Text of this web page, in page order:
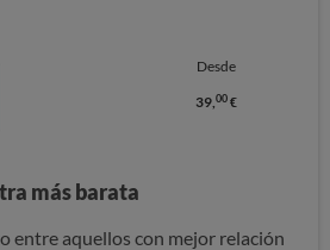
Desde
39,00€
más barata
entre aquellos con mejor relación